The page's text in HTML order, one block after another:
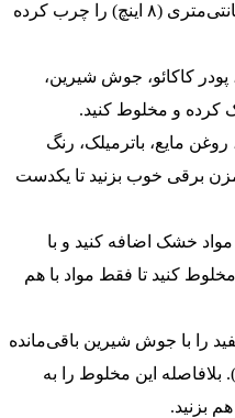
گرم کنید. دو قالب گرد ۲۰ سانتی‌متری (۸ اینچ) را چرب کرده
کاکائو، جوش شیرین،
کرده و مخلوط کنید.
مایع، باترمیلک، رنگ
برقی خوب بزنید تا یکدست
مواد خشک اضافه کنید و با
کنید تا فقط مواد با هم
را با جوش شیرین باقی‌مانده
این مخلوط را به
بزنید.